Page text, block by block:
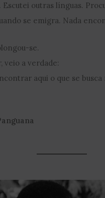
outras línguas.
se emigra. Nada
se.
veio a verdade:
aqui o que se